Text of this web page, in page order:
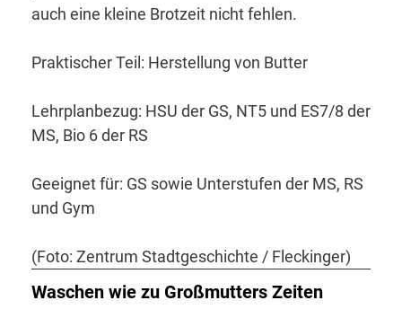
auch eine kleine Brotzeit nicht fehlen.
Praktischer Teil: Herstellung von Butter
Lehrplanbezug: HSU der GS, NT5 und ES7/8 der
MS, Bio 6 der RS
Geeignet für: GS sowie Unterstufen der MS, RS
und Gym
(Foto: Zentrum Stadtgeschichte / Fleckinger)
Waschen wie zu Großmutters Zeiten